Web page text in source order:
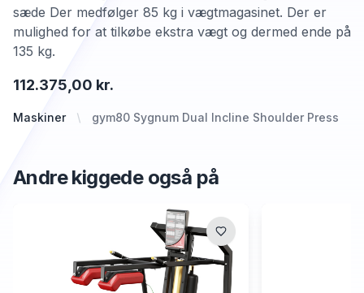
Maskiner gym80 Sygnum Dual Incline Shoulder Press
112.375,00 kr.
sæde Der medfølger 85 kg i vægtmagasinet. Der er
mulighed for at tilkøbe ekstra vægt og dermed ende på
135 kg.
Andre kiggede også på